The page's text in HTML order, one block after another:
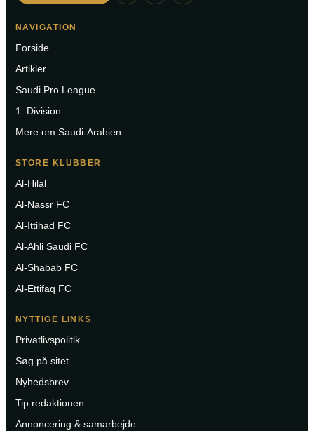
NAVIGATION
Forside
Artikler
Saudi Pro League
1. Division
Mere om Saudi-Arabien
STORE KLUBBER
Al-Hilal
Al-Nassr FC
Al-Ittihad FC
Al-Ahli Saudi FC
Al-Shabab FC
Al-Ettifaq FC
NYTTIGE LINKS
Privatlivspolitik
Søg på sitet
Nyhedsbrev
Tip redaktionen
Annoncering & samarbejde